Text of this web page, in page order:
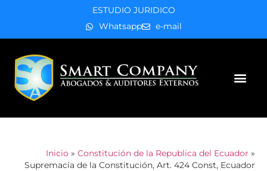
ESTUDIO JURIDICO
Whatsapp
e-mail
Inicio » Constitución de la Republica del Ecuador »
Supremacía de la Constitución, Art. 424 Const, Ecuador